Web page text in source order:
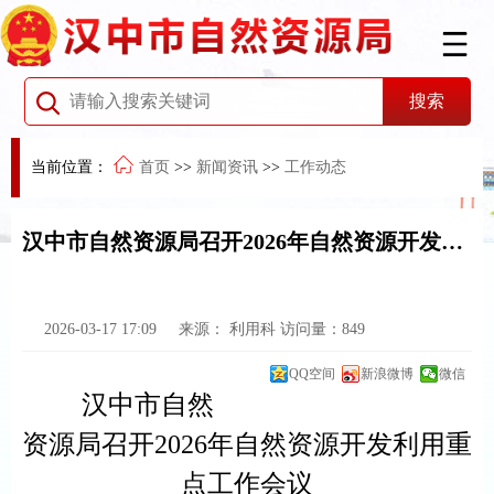
当前位置： 首页 >> 新闻资讯 >> 工作动态
汉中市自然资源局召开2026年自然资源开发利用重点工作会议
2026-03-17 17:09 来源： 利用科 访问量： 849
QQ空间 新浪微博 微信
汉中市自然
资源局召开2026年自然资源开发利用重
点工作会议